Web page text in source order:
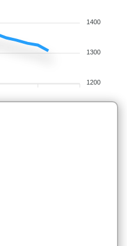
1400
1300
1200